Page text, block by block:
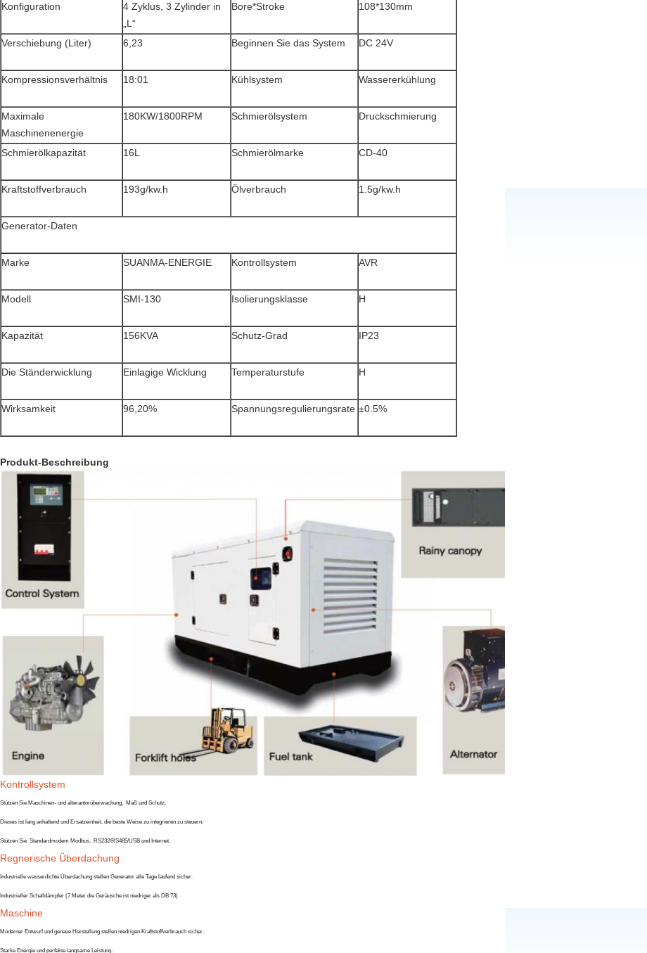
Konfiguration
4 Zyklus, 3 Zylinder in
„L“
Bore*Stroke 108*130mm
Verschiebung (Liter) 6,23 Beginnen Sie das System DC 24V
Kompressionsverhältnis 18:01 Kühlsystem Wassererkühlung
Maximale
Maschinenenergie
180KW/1800RPM Schmierölsystem Druckschmierung
Schmierölkapazität 16L Schmierölmarke CD-40
Kraftstoffverbrauch 193g/kw.h Ölverbrauch 1.5g/kw.h
Generator-Daten
Marke SUANMA-ENERGIE Kontrollsystem AVR
Modell SMI-130 Isolierungsklasse H
Kapazität 156KVA Schutz-Grad IP23
Die Ständerwicklung Einlagige Wicklung Temperaturstufe H
Wirksamkeit 96,20% Spannungsregulierungsrate ±0.5%
Produkt-Beschreibung
Kontrollsystem
Stützen Sie Maschinen- und alterantorüberwachung, Maß und Schutz.
Dieses ist lang anhaltend und Ersatzeinheit, die beste Weise zu integrieren zu steuern.
Stützen Sie Standardmodem Modbus, RS232/RS485/USB und Internet.
Regnerische Überdachung
Industrielle wasserdichte Überdachung stellen Generator alle Tage laufend sicher.
Industrieller Schalldämpfer (7 Meter die Geräusche ist niedriger als DB 73)
Maschine
Moderner Entwurf und genaue Herstellung stellen niedrigen Kraftstoffverbrauch sicher.
Starke Energie und perfekte langsame Leistung.